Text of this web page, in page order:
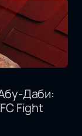
Даби:
Fight